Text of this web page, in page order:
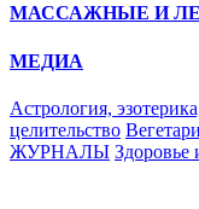
МАССАЖНЫЕ И
МЕДИА
Астрология,
целительство
ЖУРНАЛЫ Здоровье